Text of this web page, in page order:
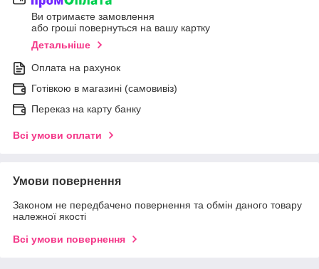
Ви отримаєте замовлення
або гроші повернуться на вашу картку
Детальніше
Оплата на рахунок
Готівкою в магазині (самовивіз)
Переказ на карту банку
Всі умови оплати
Умови повернення
Законом не передбачено повернення та обмін даного товару
належної якості
Всі умови повернення